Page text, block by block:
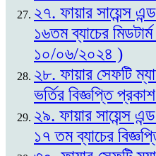
২৭. ফায়ার সায়েন্স
১৬তম ব্যাচের
১০/০৬/২০২৪ )
২৮. ফায়ার সেফটি
ভর্তির বিজ্ঞপ্তি
২৯. ফায়ার সায়েন্স
১৭ তম ব্যাচের